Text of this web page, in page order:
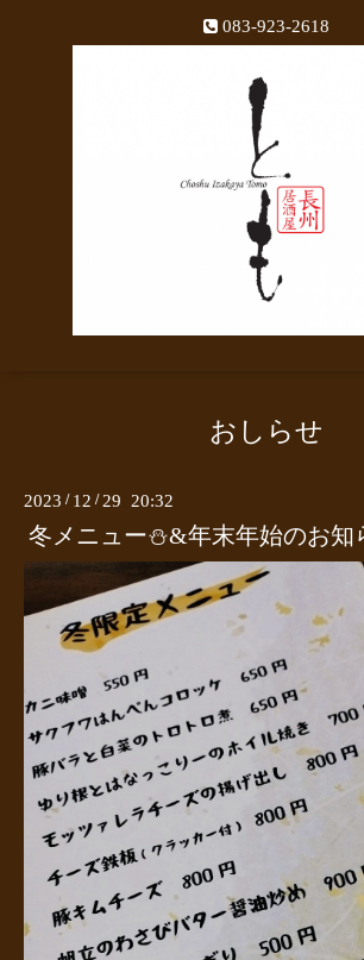
083-923-2618
おしらせ
2023 / 12 / 29 20:32
冬メニュー⛄️&年末年始のお知